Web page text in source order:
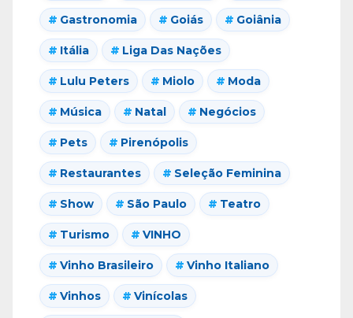
Gastronomia Goiás Goiânia
Itália Liga Das Nações
Lulu Peters Miolo Moda
Música Natal Negócios
Pets Pirenópolis
Restaurantes Seleção Feminina
Show São Paulo Teatro
Turismo VINHO
Vinho Brasileiro Vinho Italiano
Vinhos Vinícolas